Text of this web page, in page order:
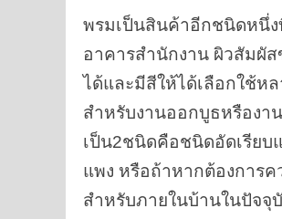
พรมเป็นสินค้าอีกชนิดหนึ่ง
อาคารสำนักงาน ผิวสัมผั
ได้และมีสีให้ได้เลือกใช้ห
สำหรับงานออกบูธหรือง
เป็น2ชนิดคือชนิดอัดเรีย
แพง หรือถ้าหากต้องการ
สำหรับภายในบ้านในปัจจุ